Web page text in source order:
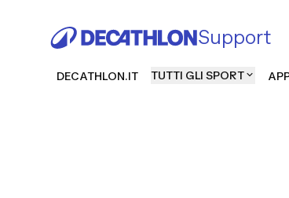
Support
DECATHLON.IT TUTTI GLI SPORT